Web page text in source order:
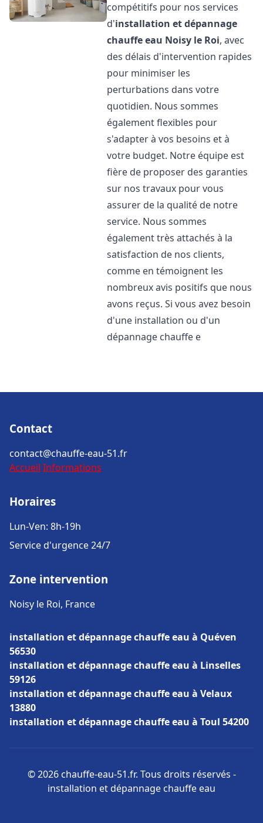
compétitifs pour nos services
d'installation et dépannage
chauffe eau Noisy le Roi, avec
des délais d'intervention rapides
pour minimiser les
perturbations dans votre
quotidien. Nous sommes
également flexibles pour
s'adapter à vos besoins et à
votre budget. Notre équipe est
fière de proposer des garanties
sur nos travaux pour vous
assurer de la qualité de notre
service. Nous sommes
également très attachés à la
satisfaction de nos clients,
comme en témoignent les
nombreux avis positifs que nous
avons reçus. Si vous avez besoin
d'une installation ou d'un
dépannage chauffe e
Contact
contact@chauffe-eau-51.fr
Accueil Informations
Horaires
Lun-Ven: 8h-19h
Service d'urgence 24/7
Zone intervention
Noisy le Roi, France
installation et dépannage chauffe eau à Quéven
56530
installation et dépannage chauffe eau à Linselles
59126
installation et dépannage chauffe eau à Velaux
13880
installation et dépannage chauffe eau à Toul 54200
© 2026 chauffe-eau-51.fr. Tous droits réservés -
installation et dépannage chauffe eau